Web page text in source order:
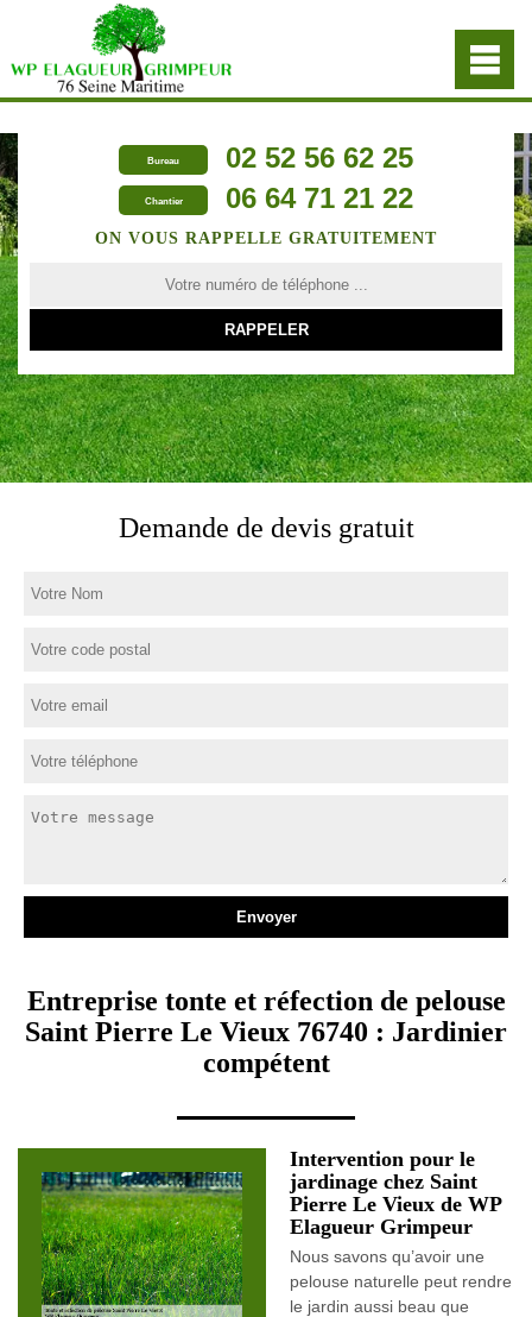
Bureau 02 52 56 62 25
Chantier 06 64 71 21 22
ON VOUS RAPPELLE GRATUITEMENT
Demande de devis gratuit
Entreprise tonte et réfection de pelouse
Saint Pierre Le Vieux 76740 : Jardinier
compétent
Intervention pour le
jardinage chez Saint
Pierre Le Vieux de WP
Elagueur Grimpeur
Nous savons qu’avoir une
pelouse naturelle peut rendre
le jardin aussi beau que